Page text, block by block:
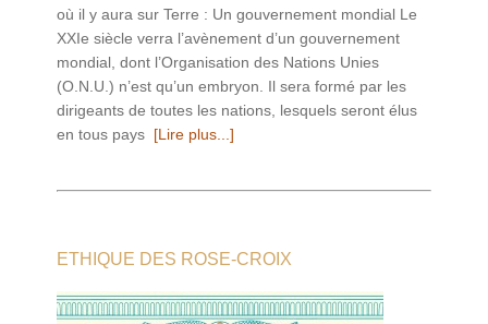
où il y aura sur Terre : Un gouvernement mondial Le
XXIe siècle verra l’avènement d’un gouvernement
mondial, dont l’Organisation des Nations Unies
(O.N.U.) n’est qu’un embryon. Il sera formé par les
dirigeants de toutes les nations, lesquels seront élus
en tous pays [Lire plus...]
ETHIQUE DES ROSE-CROIX